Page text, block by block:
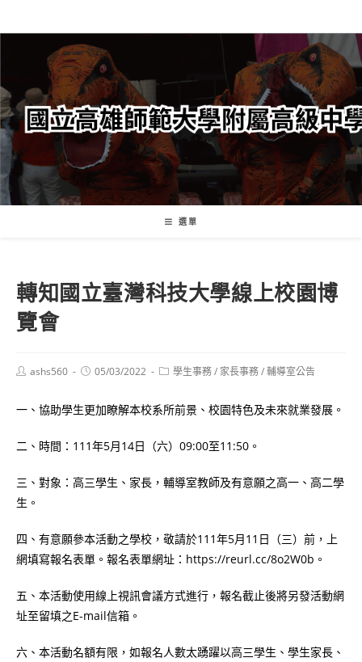
轉
要
內
容
選單
轉知國立臺灣科技大學線上校園博
覽會
Postashs560
Post05/03/2022
Post學生事務/ 家長事務/輔導室公告
一、協助學生更加瞭解本校系所前景、校園特色及未來就業發展。
二、時間：111年5月14日（六）09:00至11:50。
三、對象：高三學生、家長，輔導室教師及有意願之高一、高二學
生。
四、有意願參本活動之學校，敬請於111年5月11日（三）前，上
網填寫報名表單。報名表單網址：https://reurl.cc/8o2W0b。
五、本活動使用線上視訊會議方式進行，報名截止後將另發活動網
址至留填之E-mail信箱。
六、本活動名額有限，如報名人數太踴躍以高三學生、學生家長、